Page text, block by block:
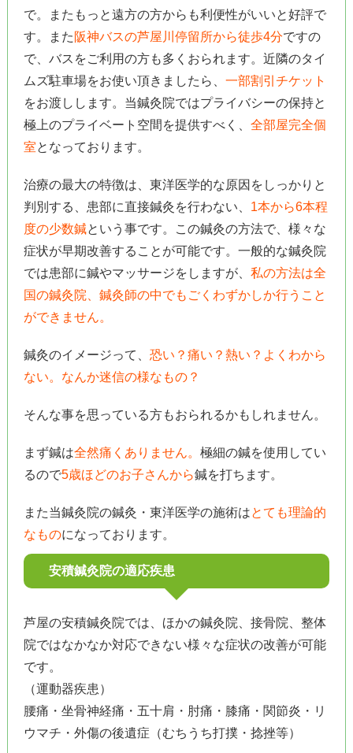
で。またもっと遠方の方からも利便性がいいと好評で
す。また 阪神バスの芦屋川停留所から徒歩4分ですの
で、バスをご利用の方も多くおられます。近隣のタイ
ムズ駐車場をお使い頂きましたら、 一部割引チケット
をお渡しします。当鍼灸院ではプライバシーの保持と
極上のプライベート空間を提供すべく、 全部屋完全個
室となっております。
治療の最大の特徴は、東洋医学的な原因をしっかりと
判別する、患部に直接鍼灸を行わない、 1本から6本程
度の少数鍼という事です。この鍼灸の方法で、様々な
症状が早期改善することが可能です。一般的な鍼灸院
では患部に鍼やマッサージをしますが、 私の方法は全
国の鍼灸院、鍼灸師の中でもごくわずかしか行うこと
ができません。
鍼灸のイメージって、 恐い？痛い？熱い？よくわから
ない。なんか迷信の様なもの？
そんな事を思っている方もおられるかもしれません。
まず鍼は全然痛くありません。 極細の鍼を使用してい
るので5歳ほどのお子さんから鍼を打ちます。
また当鍼灸院の鍼灸・東洋医学の施術はとても理論的
なものになっております。
安積鍼灸院の適応疾患
芦屋の安積鍼灸院では、ほかの鍼灸院、接骨院、整体
院ではなかなか対応できない様々な症状の改善が可能
です。
（運動器疾患）
腰痛・坐骨神経痛・五十肩・肘痛・膝痛・関節炎・リ
ウマチ・外傷の後遺症（むちうち打撲・捻挫等）